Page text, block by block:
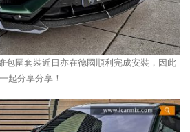
圍套裝近日亦在德國順利完成安裝，因此
起分享分享！